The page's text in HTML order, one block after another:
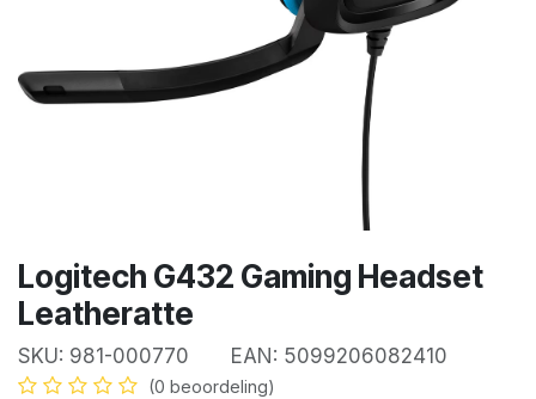
Logitech G432 Gaming Headset
Leatheratte
SKU: 981-000770 EAN: 5099206082410
(0 beoordeling)